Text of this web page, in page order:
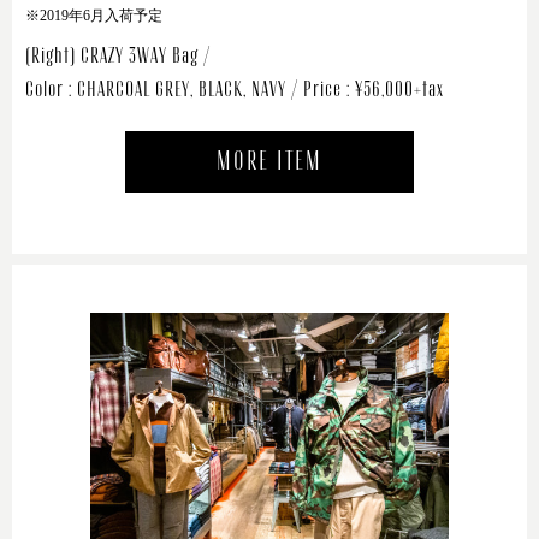
※2019年6月入荷予定
(Right) CRAZY 3WAY Bag /
Color : CHARCOAL GREY, BLACK, NAVY / Price : ¥56,000+tax
MORE ITEM